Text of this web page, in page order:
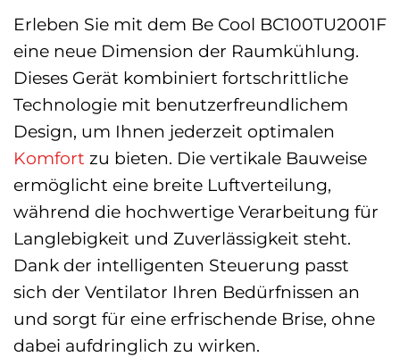
Erleben Sie mit dem Be Cool BC100TU2001F
eine neue Dimension der Raumkühlung.
Dieses Gerät kombiniert fortschrittliche
Technologie mit benutzerfreundlichem
Design, um Ihnen jederzeit optimalen
Komfort zu bieten. Die vertikale Bauweise
ermöglicht eine breite Luftverteilung,
während die hochwertige Verarbeitung für
Langlebigkeit und Zuverlässigkeit steht.
Dank der intelligenten Steuerung passt
sich der Ventilator Ihren Bedürfnissen an
und sorgt für eine erfrischende Brise, ohne
dabei aufdringlich zu wirken.